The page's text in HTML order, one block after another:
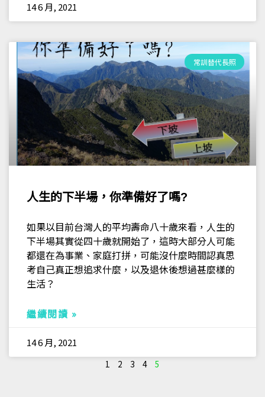
14 6 月, 2021
常訓替代長照
人生的下半場，你準備好了嗎?
如果以目前台灣人的平均壽命八十歲來看，人生的
下半場其實從四十歲就開始了，這時大部分人可能
都還在為事業、家庭打拼，可能沒什麼時間認真思
考自己真正想追求什麼，以及退休後想過甚麼樣的
生活？
繼續閱讀 »
14 6 月, 2021
1 2 3 4 5